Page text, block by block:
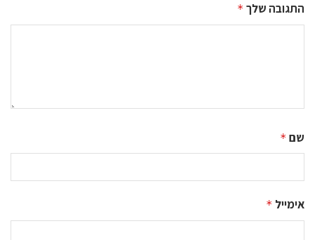
התגובה שלך *
שם *
אימייל *